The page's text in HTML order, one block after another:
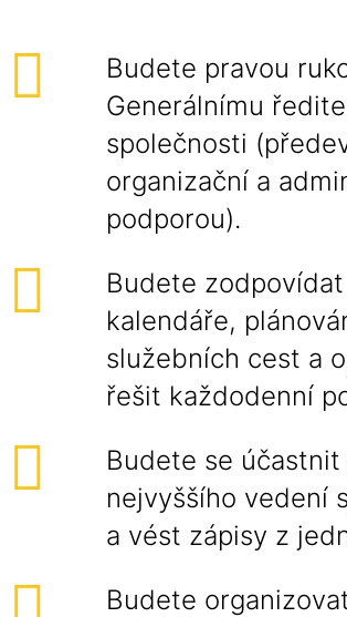
Budete pravou
Generálnímu
společnosti
organizační a
podporou).
Budete
kalendáře,
služebních cest a
řešit každodenní
Budete se účastnit
nejvyššího vedení
a vést zápisy z
Budete